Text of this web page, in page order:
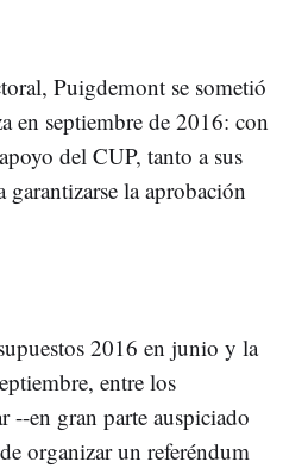
Puigdemont se sometió
en septiembre de 2016: con
del CUP, tanto a sus
garantizarse la aprobación
2016 en junio y la
entre los
--en gran parte auspiciado
organizar un referéndum